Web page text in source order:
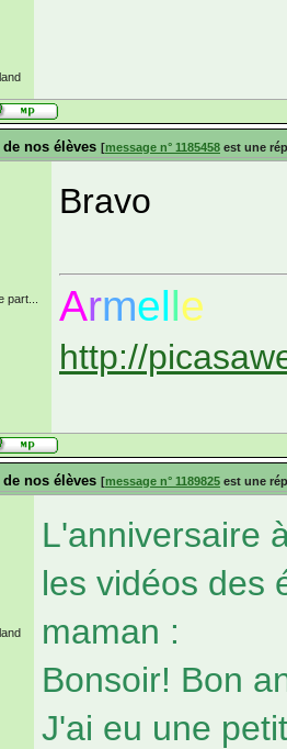
de nos élèves [message n° 1185458 est une
part...
Bravo
Armelle
http://
de nos élèves [message n° 1189825 est une
L'anniversaire
les vidéos des
maman :
Bonsoir! Bon
J'ai eu une